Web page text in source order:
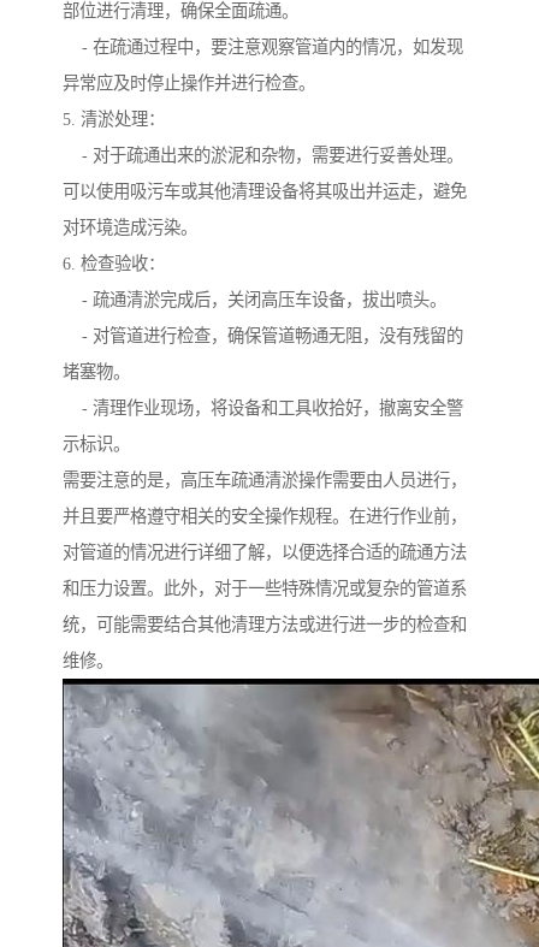
部位进行清理，确保全面疏通。
- 在疏通过程中，要注意观察管道内的情况，如发现
异常应及时停止操作并进行检查。
5. 清淤处理：
- 对于疏通出来的淤泥和杂物，需要进行妥善处理。
可以使用吸污车或其他清理设备将其吸出并运走，避免
对环境造成污染。
6. 检查验收：
- 疏通清淤完成后，关闭高压车设备，拔出喷头。
- 对管道进行检查，确保管道畅通无阻，没有残留的
堵塞物。
- 清理作业现场，将设备和工具收拾好，撤离安全警
示标识。
需要注意的是，高压车疏通清淤操作需要由人员进行，
并且要严格遵守相关的安全操作规程。在进行作业前，
对管道的情况进行详细了解，以便选择合适的疏通方法
和压力设置。此外，对于一些特殊情况或复杂的管道系
统，可能需要结合其他清理方法或进行进一步的检查和
维修。